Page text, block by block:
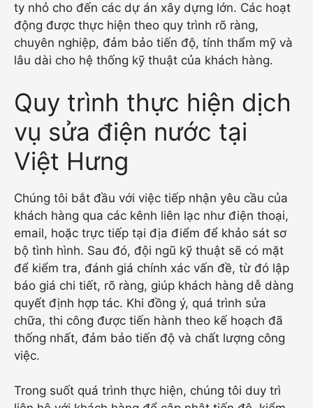
ty nhỏ cho đến các dự án xây dựng lớn. Các hoạt
động được thực hiện theo quy trình rõ ràng,
chuyên nghiệp, đảm bảo tiến độ, tính thẩm mỹ và
lâu dài cho hệ thống kỹ thuật của khách hàng.
Quy trình thực hiện dịch
vụ sửa điện nước tại
Việt Hưng
Chúng tôi bắt đầu với việc tiếp nhận yêu cầu của
khách hàng qua các kênh liên lạc như điện thoại,
email, hoặc trực tiếp tại địa điểm để khảo sát sơ
bộ tình hình. Sau đó, đội ngũ kỹ thuật sẽ có mặt
để kiểm tra, đánh giá chính xác vấn đề, từ đó lập
báo giá chi tiết, rõ ràng, giúp khách hàng dễ dàng
quyết định hợp tác. Khi đồng ý, quá trình sửa
chữa, thi công được tiến hành theo kế hoạch đã
thống nhất, đảm bảo tiến độ và chất lượng công
việc.
Trong suốt quá trình thực hiện, chúng tôi duy trì